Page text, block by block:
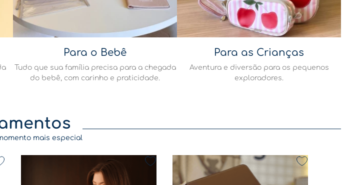
Para o Bebê
Tudo que sua família precisa para a chegada
do bebê, com carinho e praticidade.
Para as Crianças
Aventura e diversão para os pequenos
exploradores.
mais especial